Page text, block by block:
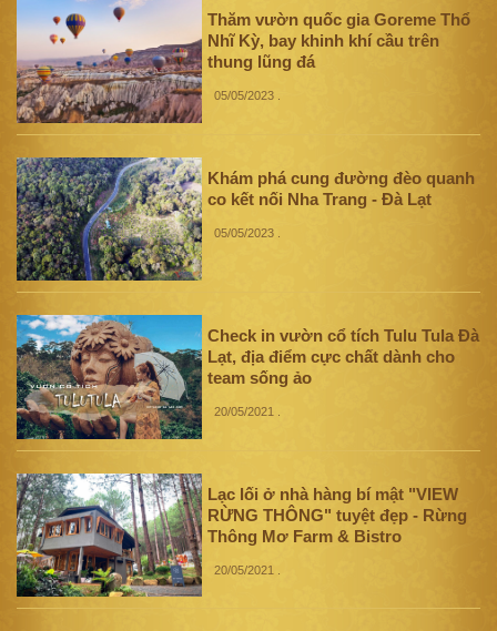
Thăm vườn quốc gia Goreme Thổ
Nhĩ Kỳ, bay khinh khí cầu trên
thung lũng đá
05/05/2023 .
Khám phá cung đường đèo quanh
co kết nối Nha Trang - Đà Lạt
05/05/2023
Check in vườn cổ tích Tulu Tula Đà
Lạt, địa điểm cực chất dành cho
team sống ảo
20/05/2021
Lạc lối ở nhà hàng bí mật "VIEW
RỪNG THÔNG" tuyệt đẹp - Rừng
Thông Mơ Farm & Bistro
20/05/2021